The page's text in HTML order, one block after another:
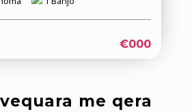
€000
me qera